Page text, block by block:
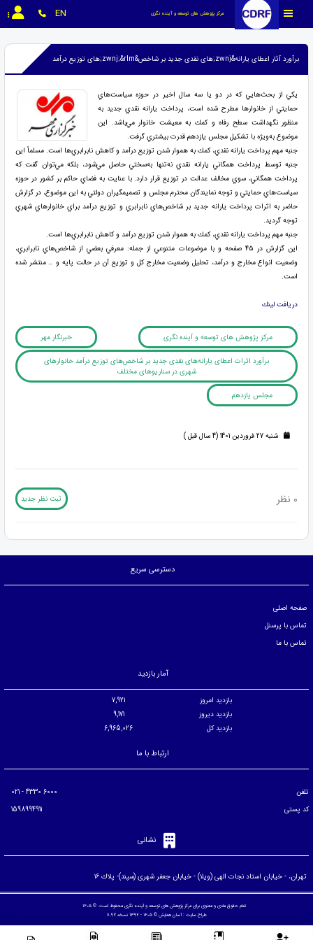
مرکز پژوهش های توسعه و آینده نگری EN
برآورد آثار اعطای یارانه&zwnj;های نقدی جدید بر شاخص&zwnj;&rlm;های توزیع درآمد
يكي از بحث‌هايي كه در دو يا سه سال‏ اخير در حوزه سياست‌هاي
حمايتي از خانوارها مطرح شده است، پرداخت يارانه نقدي جديد به
‌منظور نگهداشت سطح رفاه و كمك به معيشت خانوار مي‌باشد. اين
موضوع به‌ويژه با تشكيل مجلس يازدهم قدرت بيشتري گرفت.
جنبه مهم پرداخت يارانه نقدي، كمك به هموار شدن توزيع درآمد و كاهش نابرابري‌ها است. مسلماً اين
جنبه توسط پرداخت همگاني يارانه نقدي نه‌تنها به‌سختي حاصل مي‌شود، بلكه مي‌توان گفت كه
پرداخت همگاني، سوي مخالف عدالت در توزيع قرار دارد. با عنايت به فضاي حاكم بر كشور در حوزه
سياست‌هاي حمايتي و توجه نمايندگان محترم مجلس و تصميم‏گيران دولتي به اين موضوع، در گزارش
حاضر به اثرات پرداخت يارانه جديد بر شاخص‌هاي نابرابري و توزيع درآمد براي خانوارهاي شهري
توجه گرديد.
جنبه مهم پرداخت يارانه نقدي، كمك به هموار شدن توزيع درآمد و كاهش نابرابري‌ها است.
اين گزارش در ۴۵ صفحه و با موضوعات متنوعي از جمله: معرفي بعضي از شاخص‌هاي نابرابري،
وضعيت انواع مخارج و درآمد، تحليل وضعيت مخارج كل و توزيع آن در حالت پايه و … منتشر شده
است.
دريافت لينك
مرکز پژوهش های توسعه و آینده نگری خبرنگار مهر
برآورد اثرات اعطای یارانه‌های نقدی جدید بر شاخص‌های توزیع درآمد خانوارهای
شهری در سناریوهای مختلف
مجلس یازدهم
شنبه 27 فروردین 1401 (4 سال قبل )
0 نظر ثبت نظر جدید
دسترسی سریع
صفحه اصلی
تماس با پرسنل
تماس با ما
آمار بازدید
بازدید امروز
7,921
بازدید دیروز
9,171
بازدید کل
6,965,026
ارتباط با ما
تلفن
کد پستی
نشانی
تهران، - خيابان استاد نجات الهی (ويلا) - خيابان جعفر شهری (سپند)- پلاك ۱۶
تمام حقوق مادی و معنوی برای مرکز پژوهش های توسعه و آینده نگری محفوظ است. © ۱۴۰۵
طراح سایت :آسان همایش © ۱۴۰۵ - 1392 نسخه 8.97